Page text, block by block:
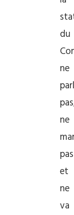
du
ne
ne
pas
et
ne
va